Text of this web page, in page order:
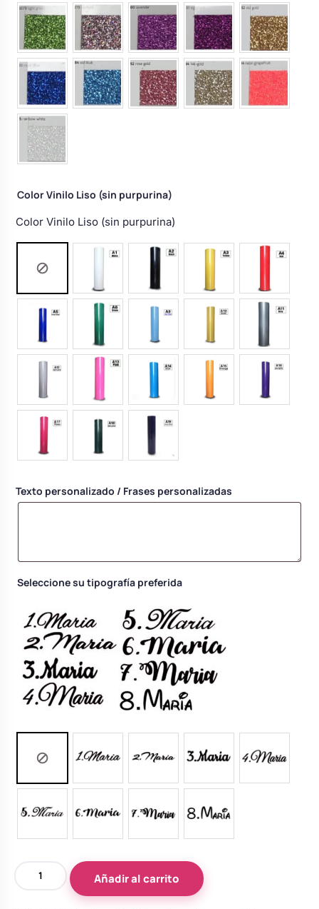
Color Vinilo Liso (sin purpurina)
Color Vinilo Liso (sin purpurina)
Texto personalizado / Frases personalizadas
Seleccione su tipografía preferida
Añadir al carrito